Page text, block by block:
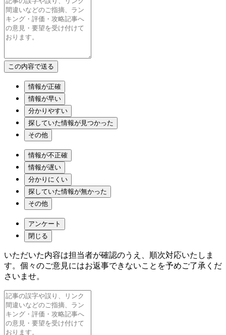
情報が正確
情報が早い
分かりやすい
探していた情報が見つかった
その他
情報が不正確
情報が遅い
分かりにくい
探していた情報が無かった
その他
アンケート
閉じる
いただいた内容は担当者が確認のうえ、順次対応いたしま
す。個々のご意見にはお返事できないことを予めご了承くだ
さいませ。